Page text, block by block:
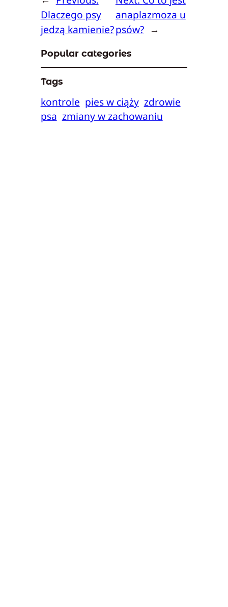
Dlaczego psy
jedzą kamienie?
anaplazmoza u
psów? →
Popular categories
Tags
kontrole pies w ciąży zdrowie
psa zmiany w zachowaniu